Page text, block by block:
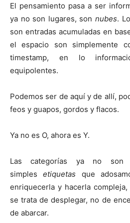
El pensamiento pasa a ser
ya no son lugares, son nubes.
son entradas acumuladas en
el espacio son simplemente
timestamp, en lo
equipolentes.
Podemos ser de aquí y de allí,
feos y guapos, gordos y flacos.
Ya no es O, ahora es Y.
Las categorías ya no son
simplesetiquetas que
enriquecerla y hacerla
se trata de desplegar, no de
de abarcar.